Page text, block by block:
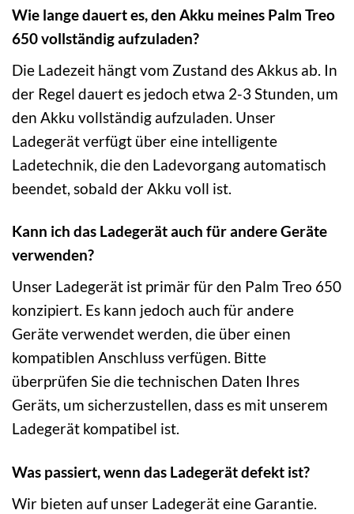
Wie lange dauert es, den Akku meines Palm Treo
650 vollständig aufzuladen?
Die Ladezeit hängt vom Zustand des Akkus ab. In
der Regel dauert es jedoch etwa 2-3 Stunden, um
den Akku vollständig aufzuladen. Unser
Ladegerät verfügt über eine intelligente
Ladetechnik, die den Ladevorgang automatisch
beendet, sobald der Akku voll ist.
Kann ich das Ladegerät auch für andere Geräte
verwenden?
Unser Ladegerät ist primär für den Palm Treo 650
konzipiert. Es kann jedoch auch für andere
Geräte verwendet werden, die über einen
kompatiblen Anschluss verfügen. Bitte
überprüfen Sie die technischen Daten Ihres
Geräts, um sicherzustellen, dass es mit unserem
Ladegerät kompatibel ist.
Was passiert, wenn das Ladegerät defekt ist?
Wir bieten auf unser Ladegerät eine Garantie.